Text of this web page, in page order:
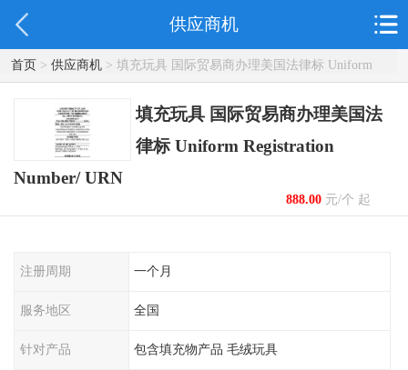
供应商机
首页> 供应商机> 填充玩具 国际贸易商办理美国法律标 Uniform
Registration Number/ URN
填充玩具 国际贸易商办理美国法
律标 Uniform Registration
Number/ URN
888.00元/个 起
注册周期 一个月
服务地区 全国
针对产品 包含填充物产品 毛绒玩具